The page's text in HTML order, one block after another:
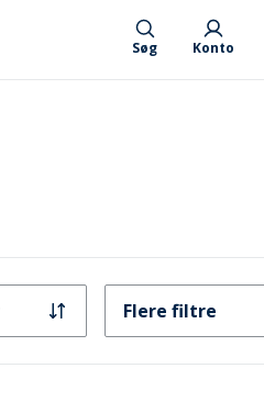
Søg Konto
Flere filtre